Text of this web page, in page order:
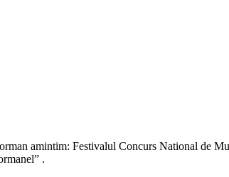
amintim: Festivalul Concurs National de
.